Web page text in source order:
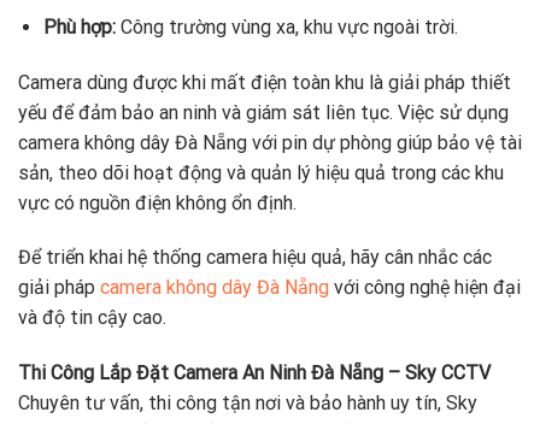
Phù hợp:Công trường vùng xa, khu vực ngoài trời.
Camera dùng được khi mất điện toàn khu là giải pháp thiết
yếu để đảm bảo an ninh và giám sát liên tục. Việc sử dụng
camera không dây Đà Nẵng với pin dự phòng giúp bảo vệ tài
sản, theo dõi hoạt động và quản lý hiệu quả trong các khu
vực có nguồn điện không ổn định.
Để triển khai hệ thống camera hiệu quả, hãy cân nhắc các
giải pháp camera không dây Đà Nẵng với công nghệ hiện đại
và độ tin cậy cao.
Thi Công Lắp Đặt Camera An Ninh Đà Nẵng – Sky CCTV
Chuyên tư vấn, thi công tận nơi và bảo hành uy tín, Sky